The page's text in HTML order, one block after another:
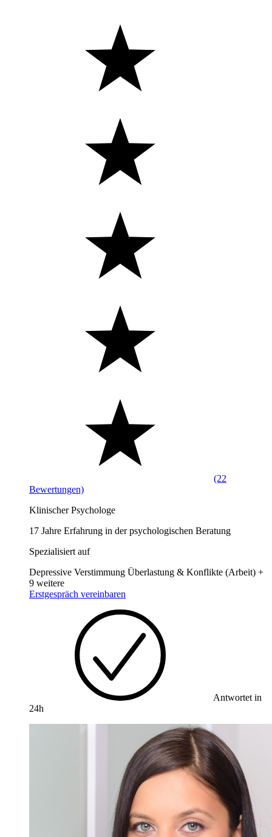
(22
Bewertungen)
Klinischer Psychologe
17 Jahre Erfahrung in der psychologischen Beratung
Spezialisiert auf
Depressive Verstimmung Überlastung & Konflikte (Arbeit) +
9 weitere
Erstgespräch vereinbaren
Antwortet in
24h